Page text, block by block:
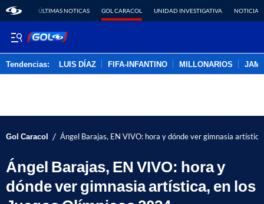
ÚLTIMAS NOTICAS GOL CARACOL UNIDAD INVESTIGATIVA NOTICIAS
Tendencias: LUIS DÍAZ FIFA-INFANTINO MILLONARIOS
Gol Caracol / Ángel Barajas, EN VIVO: hora y dónde ver gimnasia
Ángel Barajas, EN VIVO: hora y
dónde ver gimnasia artística, en los